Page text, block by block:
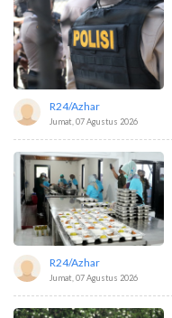
R24/azhar
Jumat, 07 Agustus 2026
R24/azhar
Jumat, 07 Agustus 2026